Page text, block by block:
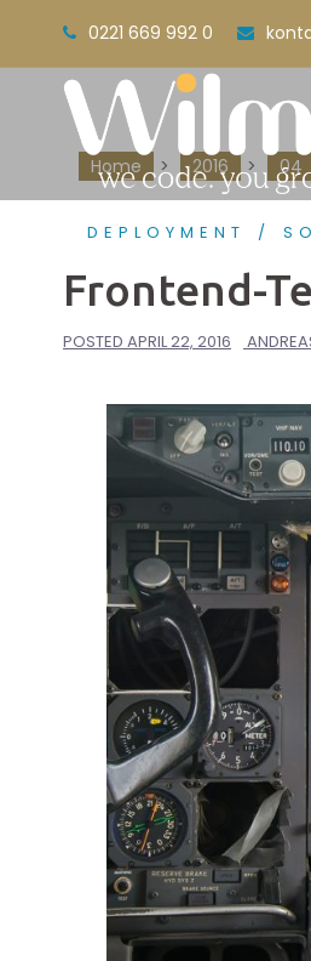
content
0221 669 992 0
Home > 2016 > 04
DEPLOYMENT
Frontend-
POSTED APRIL 22, 2016